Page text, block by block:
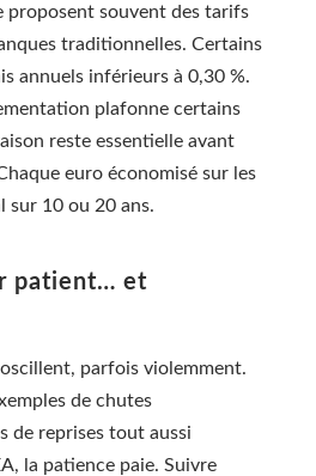
proposent souvent des tarifs
traditionnelles. Certains
annuels inférieurs à 0,30 %.
plafonne certains
reste essentielle avant
euro économisé sur les
sur 10 ou 20 ans.
patient… et
parfois violemment.
de chutes
de reprises tout aussi
la patience paie. Suivre